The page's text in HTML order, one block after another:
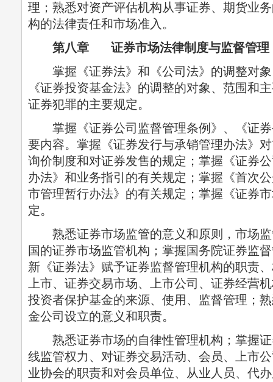
理；熟悉对资产评估机构从事证券、期货业
构的法律责任和市场准入。
第八章 证券市场法律制度与监督管理
掌握《证券法》和《公司法》的调整对象
《证券投资基金法》的调整的对象、范围和
证券犯罪的主要规定。
掌握《证券公司监督管理条例》、《证券
要内容。掌握《证券发行与承销管理办法》
询价制度和对证券发售的规定；掌握《证券
办法》和业务指引的有关规定；掌握《首次
市管理暂行办法》的有关规定；掌握《证券
定。
熟悉证券市场监管的意义和原则，市场监
国的证券市场监管机构；掌握国务院证券监
新《证券法》赋予证券监督管理机构的职责
上市、证券交易市场、上市公司、证券经营
投资者保护基金的来源、使用、监督管理；
金公司设立的意义和职责。
熟悉证券市场的自律性管理机构；掌握证
线监管权力、对证券交易活动、会员、上市
业协会的职责和对会员单位、从业人员、代